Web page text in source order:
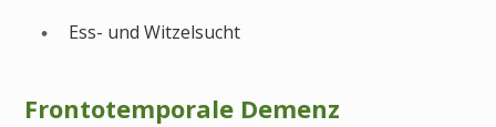
Ess- und Witzelsucht
Frontotemporale Demenz